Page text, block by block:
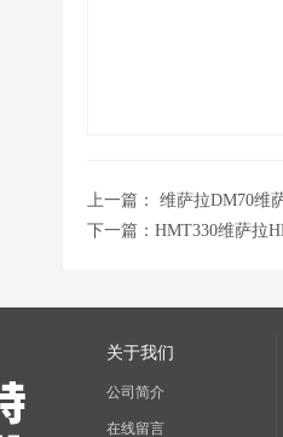
上一篇： 维萨拉DM70维
下一篇： HMT330维萨拉
关于我们
公司简介
在线留言